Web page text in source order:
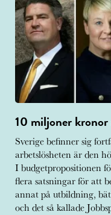
10 miljoner
Sverige befinner sig
arbetslösheten är den
I budgetpropositionen
flera satsningar för att
annat på utbildning,
och det så kallade